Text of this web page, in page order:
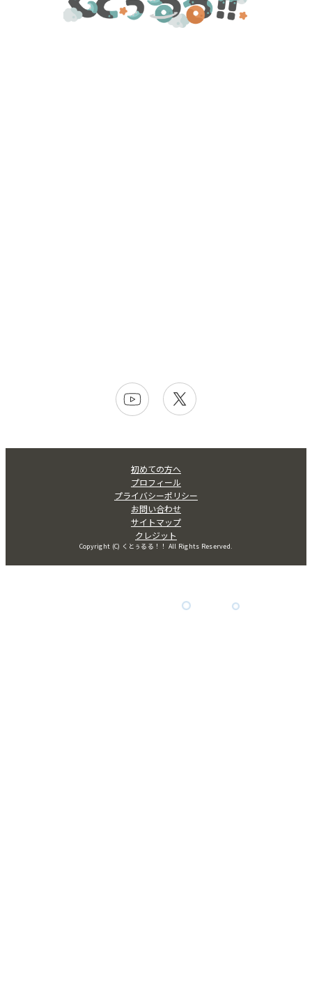
初めての方へ
プロフィール
プライバシーポリシー
お問い合わせ
サイトマップ
クレジット
Copyright (C) くとぅるる！！ All Rights Reserved.